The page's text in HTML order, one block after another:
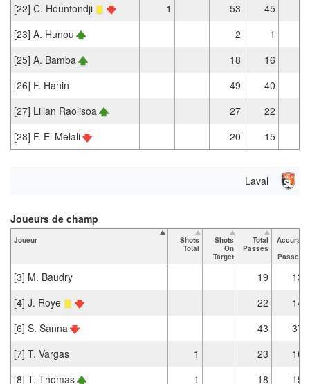
[22] C. Hountondji
1 53
45
[23] A. Hunou
2
1
[25] A. Bamba
18
16
[26] F. Hanin
49 40
[27] Lilian Raolisoa
27 22
[28] F. El Melali
20 15
Laval
Joueur
Shots
Total
Shots
On
Target
Total
Passes
Accurat
Passes
[3] M. Baudry 19
13
[4] J. Roye
22
14
[6] S. Sanna
43
37
[7] T. Vargas
1 23
16
[8] T. Thomas
1 18 15
Joueurs de champ